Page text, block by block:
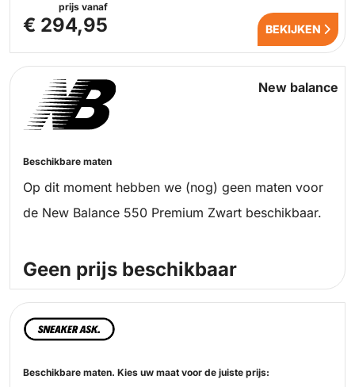
New balance
Beschikbare maten
Op dit moment hebben we (nog) geen maten voor
de New Balance 550 Premium Zwart beschikbaar.
Geen prijs beschikbaar
Beschikbare maten. Kies uw maat voor de juiste prijs:
prijs vanaf
€ 294,95 BEKIJKEN